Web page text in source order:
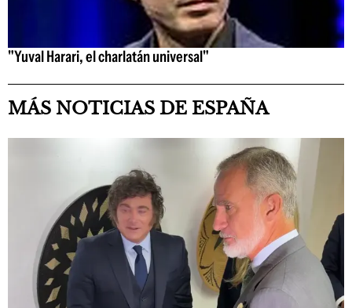
"Yuval Harari, el charlatán universal"
MÁS NOTICIAS DE ESPAÑA